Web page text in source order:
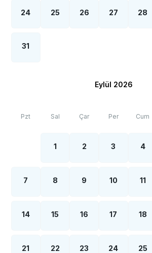
yoğun nüfus artışı sebebiyle;
24 25 26 27 28
31
Eylül 2026
Pzt Sal Çar Per Cum
1 2 3 4
7 8 9 10 11
14 15 16 17 18
21 22 23 24 25